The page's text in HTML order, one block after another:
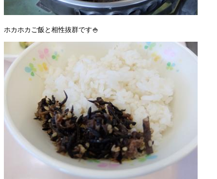
ホカホカご飯と相性抜群です🍚